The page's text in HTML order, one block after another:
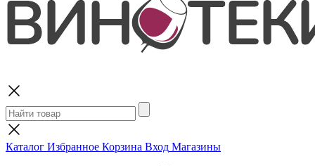
Каталог Избранное Корзина Вход Магазины